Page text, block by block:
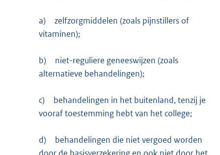
a)
zelfzorgmiddelen (zoals pijnstillers of
vitaminen);
b)
niet-reguliere geneeswijzen (zoals
alternatieve behandelingen);
c)
behandelingen in het buitenland, tenzij je
vooraf toestemming hebt van het college;
d)
behandelingen die niet vergoed worden